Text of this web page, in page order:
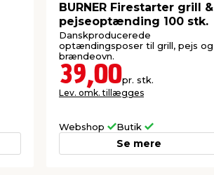
BURNER Firestarter grill &
pejseoptænding 100 stk.
Danskproducerede
optændingsposer til grill, pejs og
brændeovn.
39,00pr. stk.
Lev. omk. tillægges
Webshop Butik
Se mere